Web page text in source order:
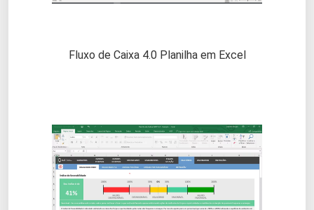
Fluxo de Caixa 4.0 Planilha em Excel